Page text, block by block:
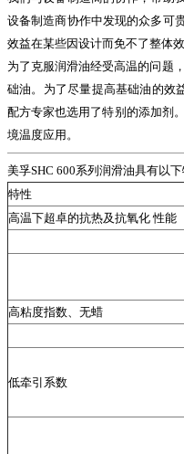
设备制造商协作中发现的众多可
效益在某些因设计而免不了整体
为了克服润滑油经受高温的问题
础油。为了尽量提高基础油的效
配方专家也选用了特别的添加剂
境温度应用。
美孚SHC 600系列润滑油具有以
特性
高温下超卓的抗热及抗氧化 性能
高粘度指数、无蜡
低牵引系数